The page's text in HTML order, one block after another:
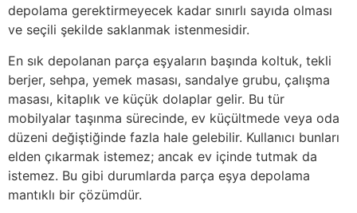
depolama gerektirmeyecek kadar sınırlı sayıda olması
ve seçili şekilde saklanmak istenmesidir.
En sık depolanan parça eşyaların başında koltuk, tekli
berjer, sehpa, yemek masası, sandalye grubu, çalışma
masası, kitaplık ve küçük dolaplar gelir. Bu tür
mobilyalar taşınma sürecinde, ev küçültmede veya oda
düzeni değiştiğinde fazla hale gelebilir. Kullanıcı bunları
elden çıkarmak istemez; ancak ev içinde tutmak da
istemez. Bu gibi durumlarda parça eşya depolama
mantıklı bir çözümdür.